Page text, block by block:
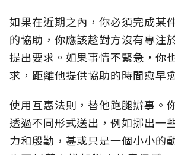
如果在近期之內，你必須完成某
的協助，你應該趁對方沒有專注
提出要求。如果事情不緊急，你
求，距離他提供協助的時間愈早
使用互惠法則，替他跑腿辦事。
透過不同形式送出，例如挪出一
力和殷勤，甚或只是一個小小的